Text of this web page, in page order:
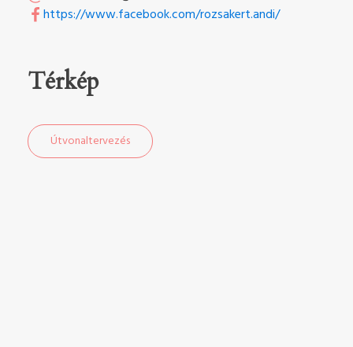
https://www.facebook.com/rozsakert.andi/
Térkép
Útvonaltervezés